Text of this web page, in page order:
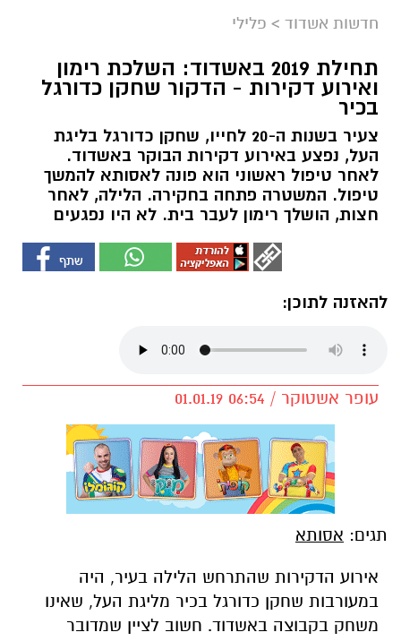
חדשות אשדוד > פלילי
תחילת 2019 באשדוד: השלכת רימון
ואירוע דקירות - הדקור שחקן כדורגל
בכיר
צעיר בשנות ה-20 לחייו, שחקן כדורגל בליגת
העל, נפצע באירוע דקירות הבוקר באשדוד.
לאחר טיפול ראשוני הוא פונה לאסותא להמשך
טיפול. המשטרה פתחה בחקירה. הלילה, לאחר
חצות, הושלך רימון לעבר בית. לא היו נפגעים
להאזנה לתוכן:
עופר אשטוקר / 06:54 01.01.19
תגים: אסותא
אירוע הדקירות שהתרחש הלילה בעיר, היה
במעורבות שחקן כדורגל בכיר מליגת העל, שאינו
משחק בקבוצה באשדוד. חשוב לציין שמדובר